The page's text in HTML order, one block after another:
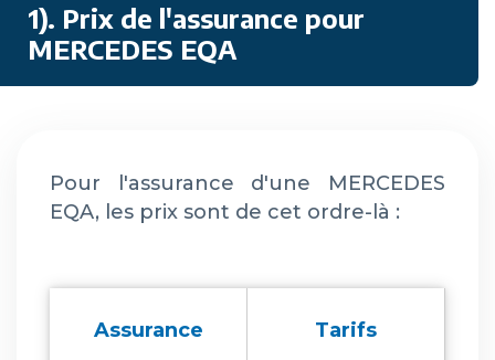
1). Prix de l'assurance pour
MERCEDES EQA
Pour l'assurance d'une MERCEDES
EQA, les prix sont de cet ordre-là :
Assurance Tarifs